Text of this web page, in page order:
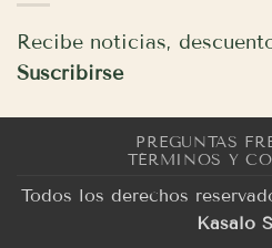
Recibe noticias,
Suscribirse
PREGUNTAS
TÉRMINOS Y
Todos los derechos
Kasalo